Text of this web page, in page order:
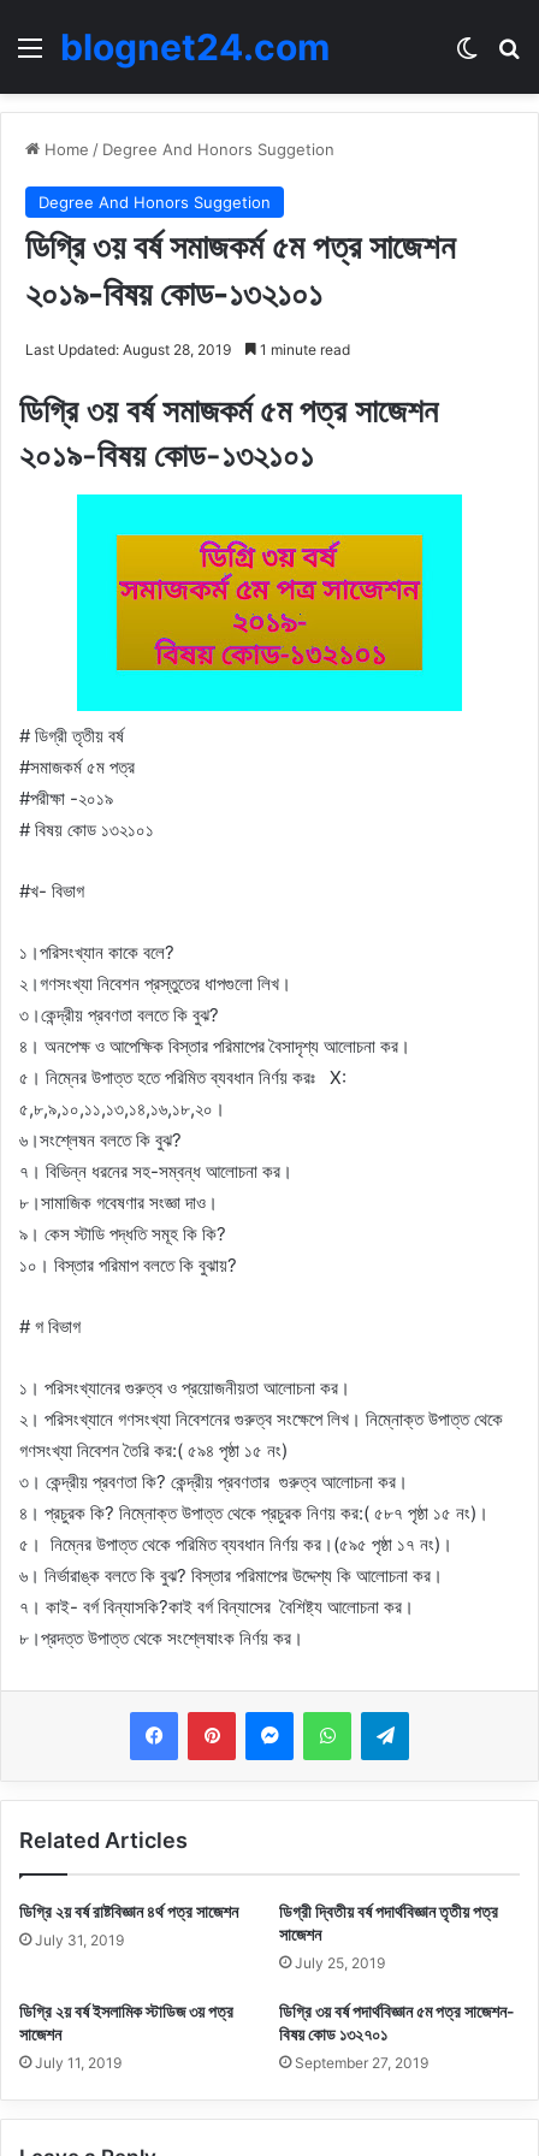
Menublognet24.com
Home / Degree And Honors Suggetion
Degree And Honors Suggetion
ডিগ্রি ৩য় বর্ষ সমাজকর্ম ৫ম পত্র সাজেশন
২০১৯-বিষয় কোড-১৩২১০১
Last Updated: August 28, 2019 1 minute read
ডিগ্রি ৩য় বর্ষ সমাজকর্ম ৫ম পত্র সাজেশন
২০১৯-বিষয় কোড-১৩২১০১
# ডিগ্রী তৃতীয় বর্ষ
#সমাজকর্ম ৫ম পত্র
#পরীক্ষা -২০১৯
# বিষয় কোড ১৩২১০১
#খ- বিভাগ
১।পরিসংখ্যান কাকে বলে?
২।গণসংখ্যা নিবেশন প্রস্তুতের ধাপগুলো লিখ।
৩।কেন্দ্রীয় প্রবণতা বলতে কি বুঝ?
৪। অনপেক্ষ ও আপেক্ষিক বিস্তার পরিমাপের বৈসাদৃশ্য আলোচনা কর।
৫। নিম্নের উপাত্ত হতে পরিমিত ব্যবধান নির্ণয় করঃ X:
৫,৮,৯,১০,১১,১৩,১৪,১৬,১৮,২০।
৬।সংশ্লেষন বলতে কি বুঝ?
৭। বিভিন্ন ধরনের সহ-সম্বন্ধ আলোচনা কর।
৮।সামাজিক গবেষণার সংজ্ঞা দাও।
৯। কেস স্টাডি পদ্ধতি সমূহ কি কি?
১০। বিস্তার পরিমাপ বলতে কি বুঝায়?
# গ বিভাগ
১। পরিসংখ্যানের গুরুত্ব ও প্রয়োজনীয়তা আলোচনা কর।
২। পরিসংখ্যানে গণসংখ্যা নিবেশনের গুরুত্ব সংক্ষেপে লিখ। নিম্নোক্ত উপাত্ত থেকে
গণসংখ্যা নিবেশন তৈরি কর:( ৫৯৪ পৃষ্ঠা ১৫ নং)
৩। কেন্দ্রীয় প্রবণতা কি? কেন্দ্রীয় প্রবণতার গুরুত্ব আলোচনা কর।
৪। প্রচুরক কি? নিম্নোক্ত উপাত্ত থেকে প্রচুরক নিণয় কর:( ৫৮৭ পৃষ্ঠা ১৫ নং)।
৫। নিম্নের উপাত্ত থেকে পরিমিত ব্যবধান নির্ণয় কর।(৫৯৫ পৃষ্ঠা ১৭ নং)।
৬। নির্ভারাঙ্ক বলতে কি বুঝ? বিস্তার পরিমাপের উদ্দেশ্য কি আলোচনা কর।
৭। কাই- বর্গ বিন্যাসকি?কাই বর্গ বিন্যাসের বৈশিষ্ট্য আলোচনা কর।
৮।প্রদত্ত উপাত্ত থেকে সংশ্লেষাংক নির্ণয় কর।
MessengerWhatsAppTelegram
Related Articles
ডিগ্রি ২য় বর্ষ রাষ্টবিজ্ঞান ৪র্থ পত্র সাজেশন
July 31, 2019
ডিগ্রী দ্বিতীয় বর্ষ পদার্থবিজ্ঞান তৃতীয় পত্র
সাজেশন
July 25, 2019
ডিগ্রি ২য় বর্ষ ইসলামিক স্টাডিজ ৩য় পত্র
সাজেশন
July 11, 2019
ডিগ্রি ৩য় বর্ষ পদার্থবিজ্ঞান ৫ম পত্র সাজেশন-
বিষয় কোড ১৩২৭০১
September 27, 2019